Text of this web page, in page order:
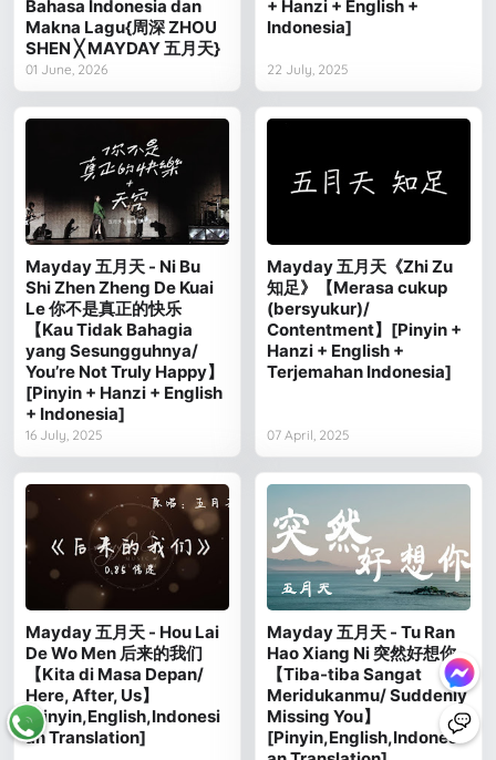
Bahasa Indonesia dan
Makna Lagu{周深 ZHOU
SHEN ╳ MAYDAY 五月天}
01 June, 2026
+ Hanzi + English +
Indonesia]
22 July, 2025
Mayday 五月天 - Ni Bu
Shi Zhen Zheng De Kuai
Le 你不是真正的快乐
【Kau Tidak Bahagia
yang Sesungguhnya/
You’re Not Truly Happy】
[Pinyin + Hanzi + English
+ Indonesia]
16 July, 2025
Mayday 五月天《Zhi Zu
知足》【Merasa cukup
(bersyukur)/
Contentment】[Pinyin +
Hanzi + English +
Terjemahan Indonesia]
07 April, 2025
Mayday 五月天 - Hou Lai
De Wo Men 后来的我们
【Kita di Masa Depan/
Here, After, Us】
[Pinyin,English,Indonesi
an Translation]
Mayday 五月天 - Tu Ran
Hao Xiang Ni 突然好想你
【Tiba-tiba Sangat
Meridukanmu/ Suddenly
Missing You】
[Pinyin,English,Indonesi